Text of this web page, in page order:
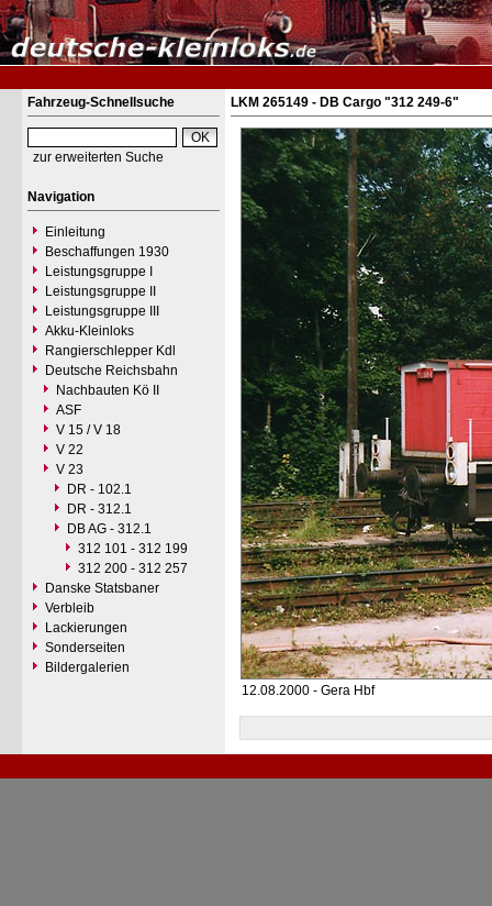
Fahrzeug-Schnellsuche
zur erweiterten Suche
Navigation
Einleitung
Beschaffungen 1930
Leistungsgruppe I
Leistungsgruppe II
Leistungsgruppe III
Akku-Kleinloks
Rangierschlepper Kdl
Deutsche Reichsbahn
Nachbauten Kö II
ASF
V 15 / V 18
V 22
V 23
DR - 102.1
DR - 312.1
DB AG - 312.1
312 101 - 312 199
312 200 - 312 257
Danske Statsbaner
Verbleib
Lackierungen
Sonderseiten
Bildergalerien
LKM 265149 - DB Cargo "312 249-6"
12.08.2000 - Gera Hbf